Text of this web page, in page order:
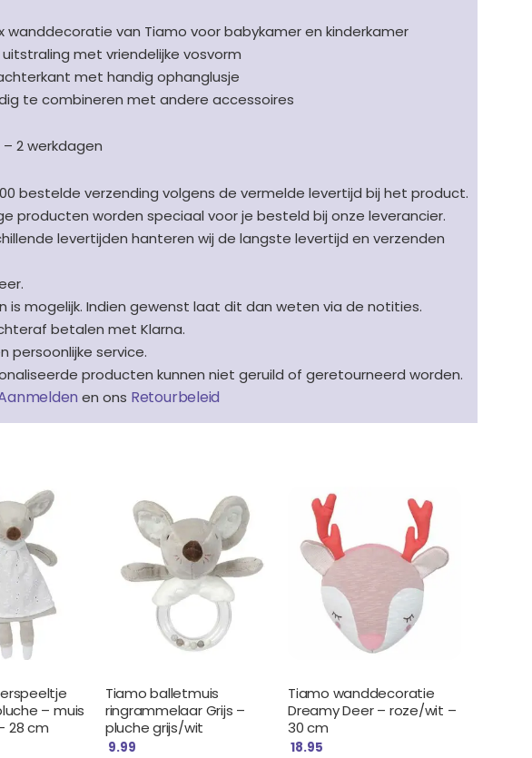
wanddecoratie van Tiamo voor babykamer en kinderkamer
met vriendelijke vosvorm
met handig ophanglusje
te combineren met andere accessoires
– 2 werkdagen
bestelde verzending volgens de vermelde levertijd bij het product.
producten worden speciaal voor je besteld bij onze leverancier.
levertijden hanteren wij de langste levertijd en verzenden
is mogelijk. Indien gewenst laat dit dan weten via de notities.
betalen met Klarna.
persoonlijke service.
producten kunnen niet geruild of geretourneerd worden.
en ons Retourbeleid
– muis
28 cm
Tiamo balletmuis
ringrammelaar Grijs –
pluche grijs/wit
9.99
Tiamo wanddecoratie
Dreamy Deer – roze/wit –
30 cm
18.95